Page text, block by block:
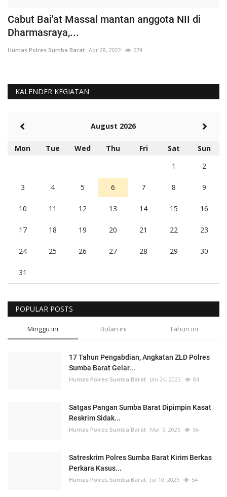
Cabut Bai'at Massal mantan anggota NII di
Dharmasraya,...
Humas Polres Sumba Barat Apr 28, 2022 674
KALENDER KEGIATAN
August 2026
Mon Tue Wed Thu Fri Sat
Sun
1
2
3 4 5 6 7 8 9
10 11 12 13 14 15 16
17 18 19 20 21 22 23
24 25 26 27 28 29 30
31
POPULAR POSTS
Minggu ini Bulan ini Tahun ini
17 Tahun Pengabdian, Angkatan ZLD Polres
Sumba Barat Gelar...
Humas Polres Sumba Barat Jan 24, 2023 84
Satgas Pangan Sumba Barat Dipimpin Kasat
Reskrim Sidak...
Humas Polres Sumba Barat Mar 5, 2026 56
Satreskrim Polres Sumba Barat Kirim Berkas
Perkara Kasus...
Humas Polres Sumba Barat Jul 10, 2026 54